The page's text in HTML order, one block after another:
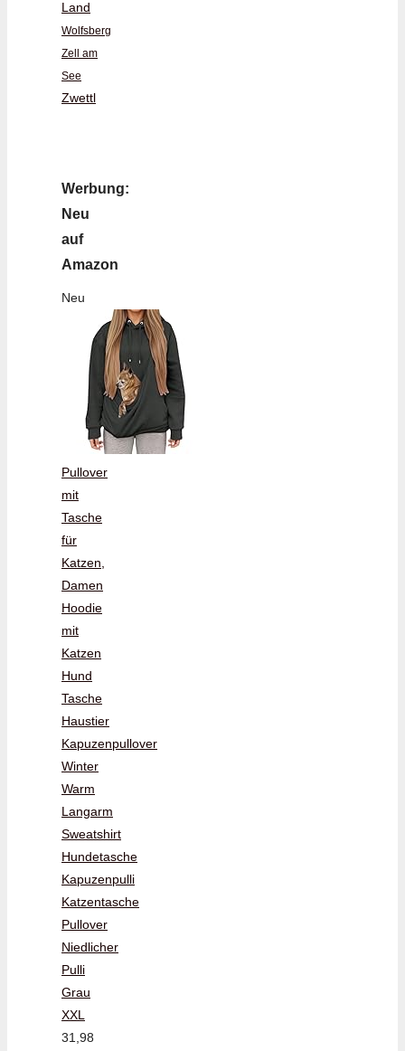
Land
Wolfsberg
Zell am
See
Zwettl
Werbung:
Neu
auf
Amazon
Neu
Pullover
mit
Tasche
für
Katzen,
Damen
Hoodie
mit
Katzen
Hund
Tasche
Haustier
Kapuzenpullover
Winter
Warm
Langarm
Sweatshirt
Hundetasche
Kapuzenpulli
Katzentasche
Pullover
Niedlicher
Pulli
Grau
XXL
31,98